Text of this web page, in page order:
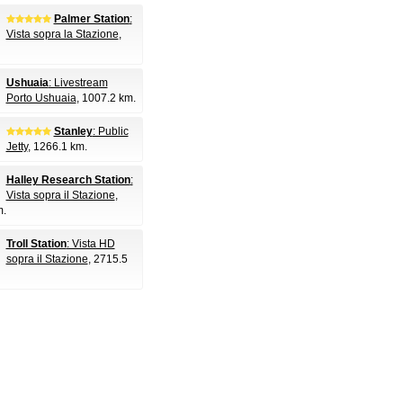
Palmer Station:
Vista sopra la Stazione,
Ushuaia: Livestream
Porto Ushuaia, 1007.2 km.
Stanley: Public
Jetty, 1266.1 km.
Halley Research Station:
Vista sopra il Stazione,
Troll Station: Vista HD
sopra il Stazione, 2715.5